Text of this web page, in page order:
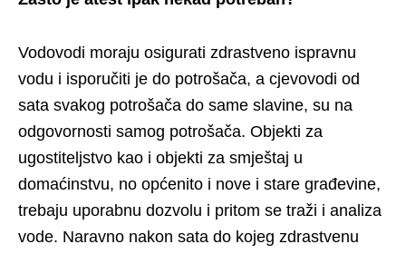
Vodovodi moraju osigurati zdrastveno ispravnu
vodu i isporučiti je do potrošača, a cjevovodi od
sata svakog potrošača do same slavine, su na
odgovornosti samog potrošača. Objekti za
ugostiteljstvo kao i objekti za smještaj u
domaćinstvu, no općenito i nove i stare građevine,
trebaju uporabnu dozvolu i pritom se traži i analiza
vode. Naravno nakon sata do kojeg zdrastvenu